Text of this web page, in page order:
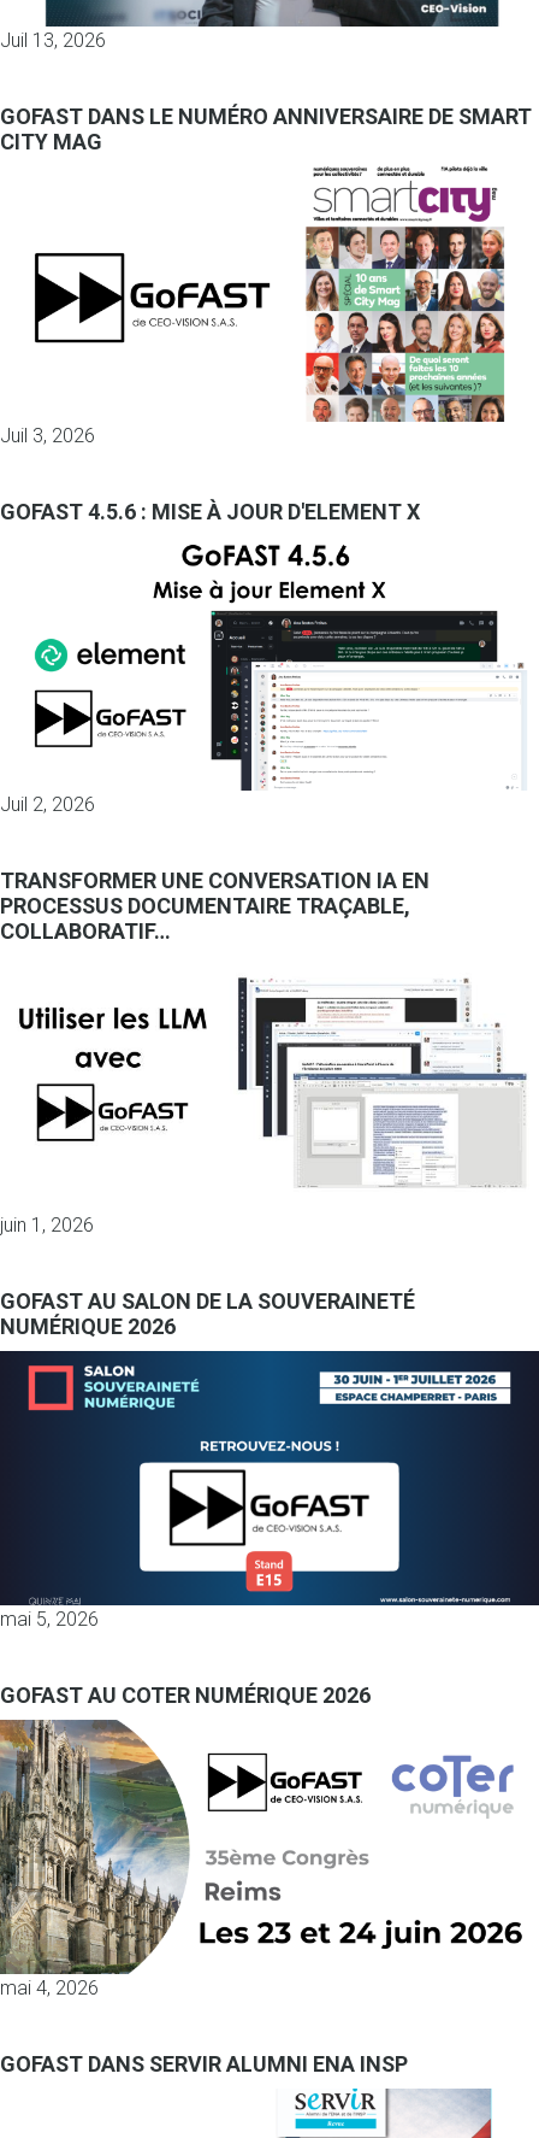
Juil 13, 2026
GOFAST DANS LE NUMÉRO ANNIVERSAIRE DE SMART
CITY MAG
Juil 3, 2026
GOFAST 4.5.6 : MISE À JOUR D'ELEMENT X
Juil 2, 2026
TRANSFORMER UNE CONVERSATION IA EN
PROCESSUS DOCUMENTAIRE TRAÇABLE,
COLLABORATIF…
juin 1, 2026
GOFAST AU SALON DE LA SOUVERAINETÉ
NUMÉRIQUE 2026
mai 5, 2026
GOFAST AU COTER NUMÉRIQUE 2026
mai 4, 2026
GOFAST DANS SERVIR ALUMNI ENA INSP